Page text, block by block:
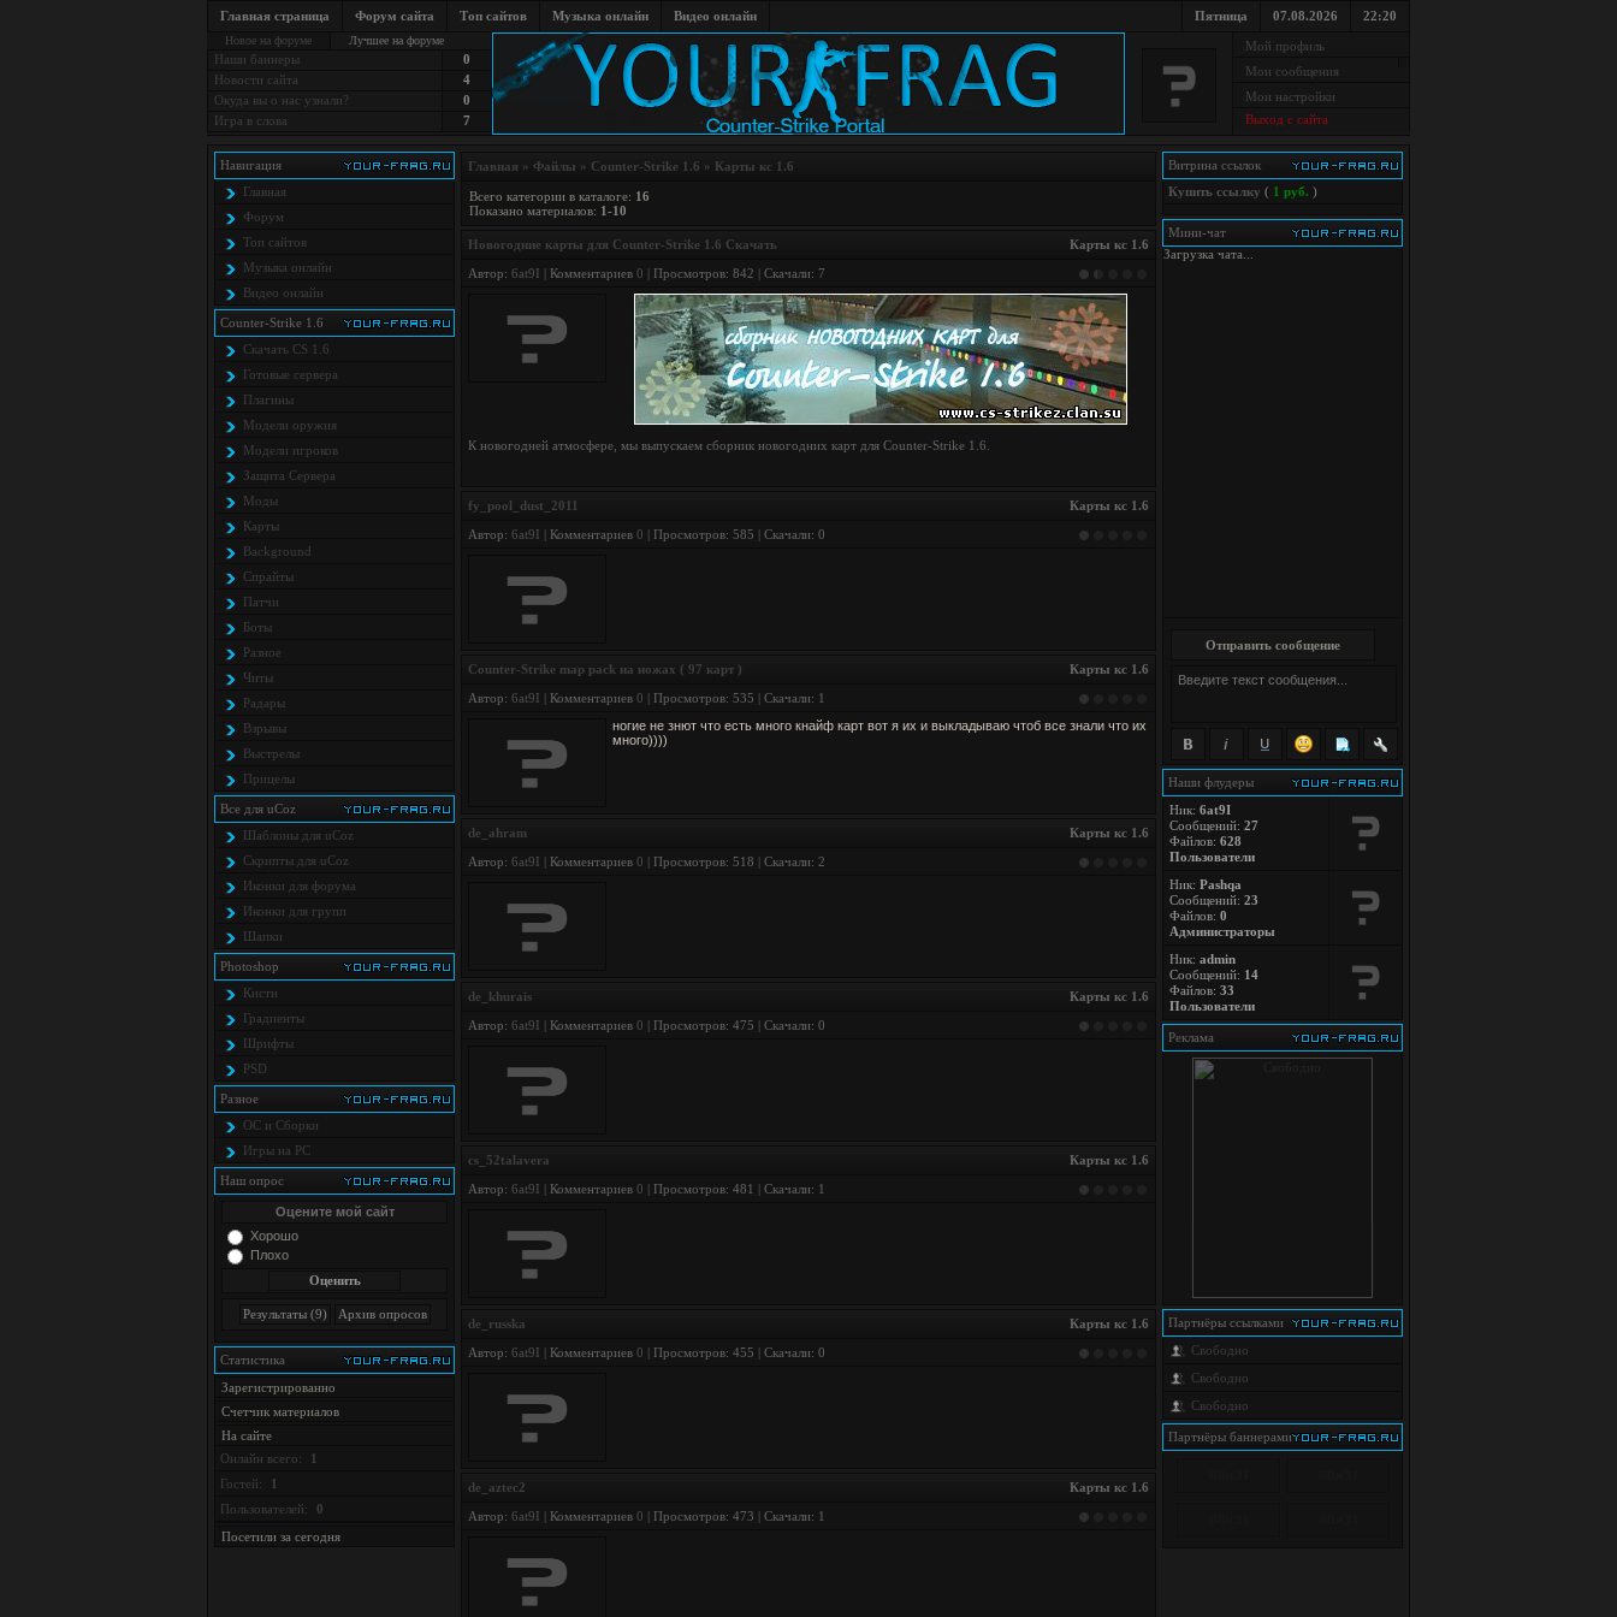
Главная страница Форум сайта Топ сайтов Музыка онлайн Видео онлайн Пятница 07.08.2026 22:20
Новое на форуме Лучшее на форуме
Наши баннеры
0
Новости сайта
4
Окуда вы о нас узнали?
0
Игра в слова
7
Мой профиль
Мои сообщения
Мои настройки
Выход с сайта
Навигация
Главная
Форум
Топ сайтов
Музыка онлайн
Видео онлайн
Counter-Strike 1.6
Скачать CS 1.6
Готовые сервера
Плагины
Модели оружия
Модели игроков
Защита Cервера
Моды
Карты
Background
Спрайты
Патчи
Боты
Разное
Читы
Радары
Взрывы
Выстрелы
Прицелы
Все для uCoz
Шаблоны для uCoz
Скрипты для uCoz
Иконки для форума
Иконки для групп
Шапки
Photoshop
Кисти
Градиенты
Шрифты
PSD
Разное
ОС и Сборки
Игры на PC
Наш опрос
Оцените мой сайт
Хорошо
Плохо
Статистика
Зарегистрированно
Счетчик материалов
На сайте
Онлайн всего:
1
Гостей:
1
Пользователей:
0
Посетили за сегодня
Главная » Файлы » Counter-Strike 1.6 » Карты кс 1.6
Всего категории в каталоге: 16
Показано материалов: 1-10
Карты кс 1.6
Новогодние карты для Counter-Strike 1.6 Скачать
Автор: 6at9I | Комментариев 0 | Просмотров: 842 | Скачали: 7
К новогодней атмосфере, мы выпускаем сборник новогодних карт для Counter-Strike 1.6.
Карты кс 1.6
fy_pool_dust_2011
Автор: 6at9I | Комментариев 0 | Просмотров: 585 | Скачали: 0
Карты кс 1.6
Counter-Strike map pack на ножах ( 97 карт )
Автор: 6at9I | Комментариев 0 | Просмотров: 535 | Скачали: 1
ногие не знют что есть много кнайф карт вот я их и выкладываю чтоб все знали что их
много))))
Карты кс 1.6
de_ahram
Автор: 6at9I | Комментариев 0 | Просмотров: 518 | Скачали: 2
Карты кс 1.6
de_khurais
Автор: 6at9I | Комментариев 0 | Просмотров: 475 | Скачали: 0
Карты кс 1.6
cs_52talavera
Автор: 6at9I | Комментариев 0 | Просмотров: 481 | Скачали: 1
Карты кс 1.6
de_russka
Автор: 6at9I | Комментариев 0 | Просмотров: 455 | Скачали: 0
Карты кс 1.6
de_aztec2
Автор: 6at9I | Комментариев 0 | Просмотров: 473 | Скачали: 1
Витрина ссылок
Купить ссылку ( 1 руб. )
Мини-чат
Загрузка чата...
Отправить сообщение
Наши флудеры
Ник: 6at9I
Сообщений: 27
Файлов: 628
Пользователи
Ник: Pashqa
Сообщений: 23
Файлов: 0
Администраторы
Ник: admin
Сообщений: 14
Файлов: 33
Пользователи
Реклама
Партнёры cсылками
Свободно
Свободно
Свободно
Партнёры баннерами